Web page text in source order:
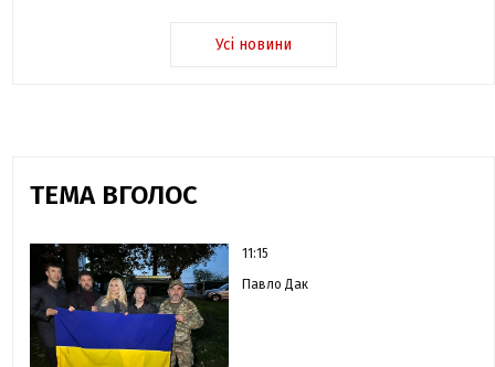
Усі новини
ТЕМА ВГОЛОС
11:15
Павло Дак